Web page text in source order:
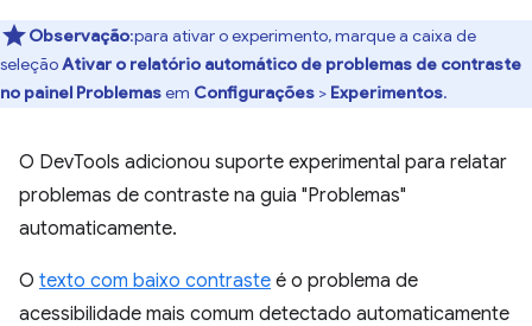
Observação:para ativar o experimento, marque a caixa de
seleção Ativar o relatório automático de problemas de contraste
no painel Problemasem Configurações > Experimentos.
O DevTools adicionou suporte experimental para relatar
problemas de contraste na guia "Problemas"
automaticamente.
O texto com baixo contraste é o problema de
acessibilidade mais comum detectado automaticamente